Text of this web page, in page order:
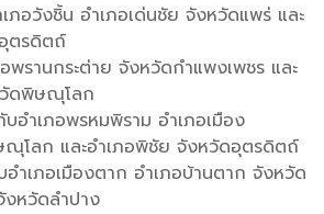
ภอวังชิ้น อำเภอเด่นชัย จังหวัดแพร่ และ
ตรดิตถ์
รานกระต่าย จังหวัดกำแพงเพชร และ
วัดพิษณุโลก
อำเภอพรหมพิราม อำเภอเมือง
โลก และอำเภอพิชัย จังหวัดอุตรดิตถ์
ำเภอเมืองตาก อำเภอบ้านตาก จังหวัด
งหวัดลำปาง